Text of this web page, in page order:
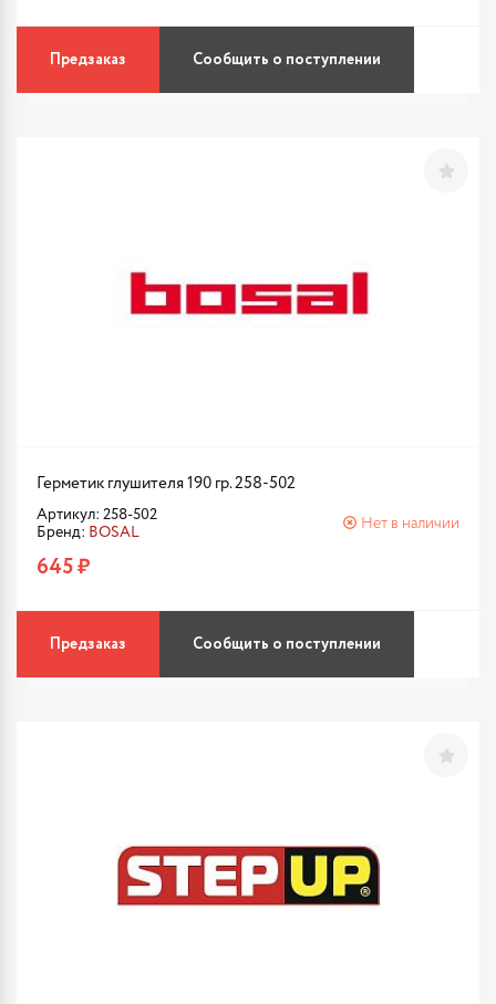
Предзаказ Сообщить о поступлении
Герметик глушителя 190 гр. 258-502
Артикул: 258-502
Бренд: BOSAL
Нет в наличии
645 ₽
Предзаказ Сообщить о поступлении